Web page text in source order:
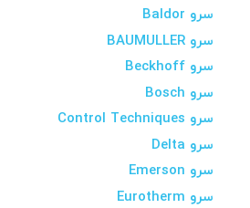
سرو Baldor
سرو BAUMULLER
سرو Beckhoff
سرو Bosch
سرو Control Techniques
سرو Delta
سرو Emerson
سرو Eurotherm